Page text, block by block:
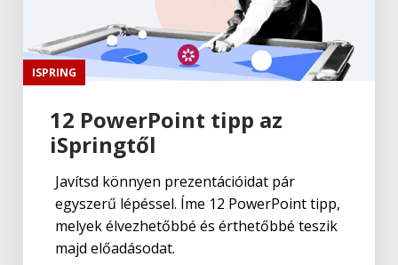
ISPRING
12 PowerPoint tipp az
iSpringtől
Javítsd könnyen prezentációidat pár
egyszerű lépéssel. Íme 12 PowerPoint tipp,
melyek élvezhetőbbé és érthetőbbé teszik
majd előadásodat.